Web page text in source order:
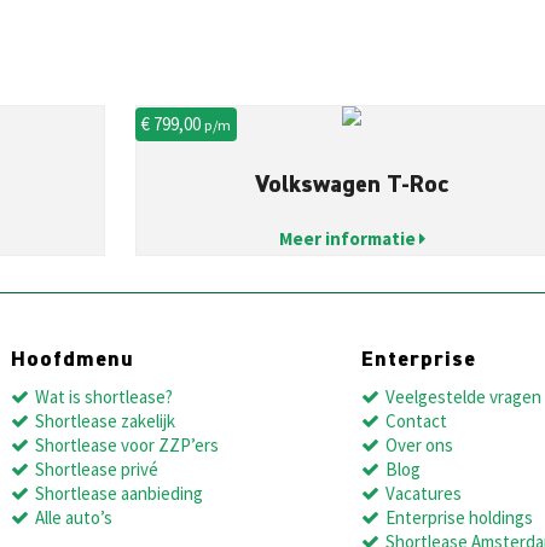
€ 799,00p/m
Volkswagen T-Roc
Meer informatie
Hoofdmenu
Wat is shortlease?
Shortlease zakelijk
Shortlease voor ZZP’ers
Shortlease privé
Shortlease aanbieding
Alle auto’s
Enterprise
Veelgestelde vragen
Contact
Over ons
Blog
Vacatures
Enterprise holdings
Shortlease